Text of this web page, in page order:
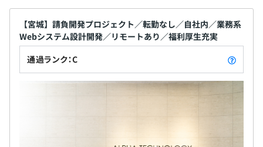
【宮城】請負開発プロジェクト／転勤なし／自社内／業務系
Webシステム設計開発／リモートあり／福利厚生充実
通過ランク：C